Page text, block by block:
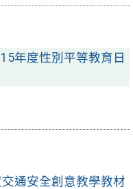
年度性別平等教育日
通安全創意教學教材